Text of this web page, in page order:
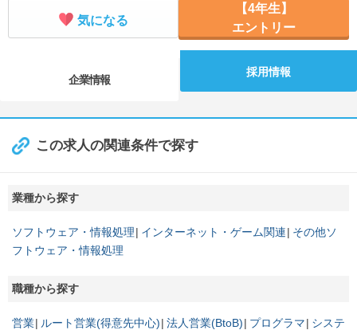
気になる
【4年生】
エントリー
企業情報
採用情報
この求人の関連条件で探す
業種から探す
ソフトウェア・情報処理 インターネット・ゲーム関連
その他ソ
フトウェア・情報処理
職種から探す
営業 ルート営業(得意先中心) 法人営業(BtoB) プログラマ
システ